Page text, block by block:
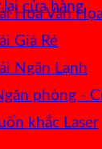
cửa hàng
Hoa Văn
Giá Rẻ
Ngăn Lạnh
phòng -
khắc Laser